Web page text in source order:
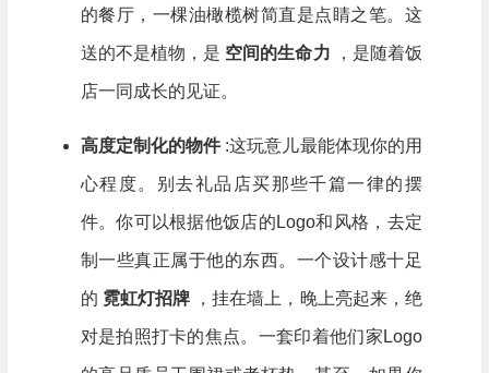
的餐厅，一棵油橄榄树简直是点睛之笔。这
送的不是植物，是 空间的生命力 ，是随着饭
店一同成长的见证。
高度定制化的物件 :这玩意儿最能体现你的用
心程度。别去礼品店买那些千篇一律的摆
件。你可以根据他饭店的Logo和风格，去定
制一些真正属于他的东西。一个设计感十足
的 霓虹灯招牌 ，挂在墙上，晚上亮起来，绝
对是拍照打卡的焦点。一套印着他们家Logo